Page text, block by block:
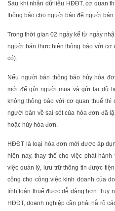
Sau khi nhận dữ liệu HĐĐT, cơ quan
thông báo cho người bán để người bán
Trong thời gian 02 ngày kể từ ngày
người bán thực hiện thông báo với cơ
có).
Nếu người bán thông báo hủy hóa
mới để gửi người mua và gửi lại dữ
không thông báo với cơ quan thuế
người bán về sai sót của hóa đơn đã
hoặc hủy hóa đơn.
HĐĐT là loại hóa đơn mới được áp
hiện nay, thay thế cho việc phát
việc quản lý, lưu trữ thông tin được
công cho công việc kinh doanh của
tính toán thuế được dễ dàng hơn. Tuy
HĐĐT, doanh nghiệp cần phải nắ rõ